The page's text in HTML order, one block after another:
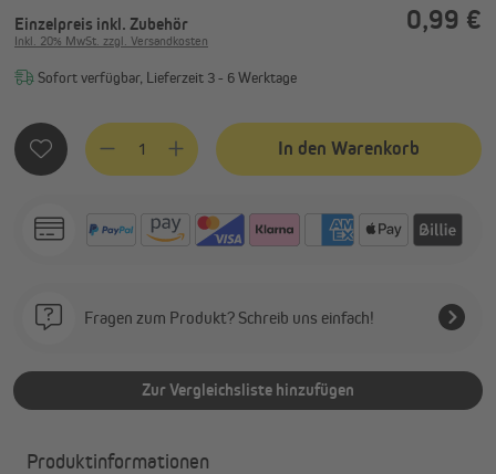
Einzelpreis inkl. Zubehör 0,99 €
Inkl. 20% MwSt. zzgl. Versandkosten
Sofort verfügbar, Lieferzeit 3 - 6 Werktage
Produkt Anzahl: Gib den gewünschten Wert ein oder
In den Warenkorb
Fragen zum Produkt? Schreib uns einfach!
Zur Vergleichsliste hinzufügen
Produktinformationen